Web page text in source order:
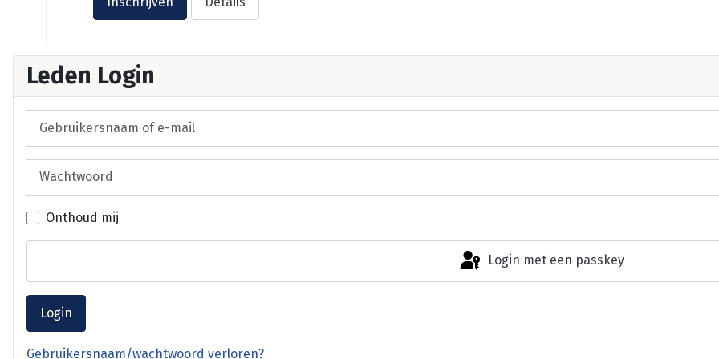
Leden Login
Gebruikersnaam of e-mail
Wachtwoord
Onthoud mij
Login met een passkey
Login
Gebruikersnaam/wachtwoord verloren?